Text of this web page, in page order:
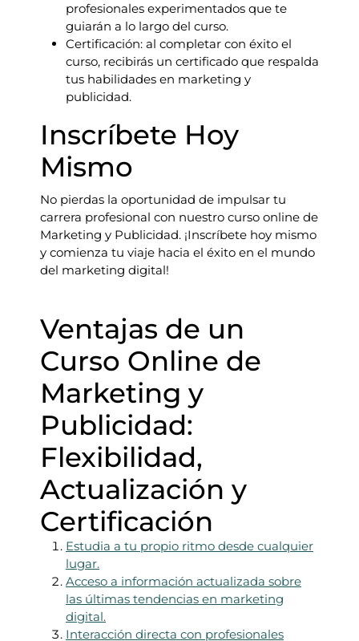
profesionales experimentados que te
guiarán a lo largo del curso.
Certificación: al completar con éxito el
curso, recibirás un certificado que respalda
tus habilidades en marketing y
publicidad.
Inscríbete Hoy
Mismo
No pierdas la oportunidad de impulsar tu
carrera profesional con nuestro curso online de
Marketing y Publicidad. ¡Inscríbete hoy mismo
y comienza tu viaje hacia el éxito en el mundo
del marketing digital!
Ventajas de un
Curso Online de
Marketing y
Publicidad:
Flexibilidad,
Actualización y
Certificación
Estudia a tu propio ritmo desde cualquier
lugar.
Acceso a información actualizada sobre
las últimas tendencias en marketing
digital.
Interacción directa con profesionales